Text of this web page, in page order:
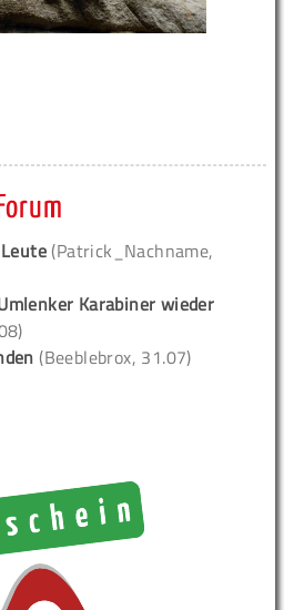
(Patrick_Nachname,
Karabiner wieder
(Beeblebrox, 31.07)